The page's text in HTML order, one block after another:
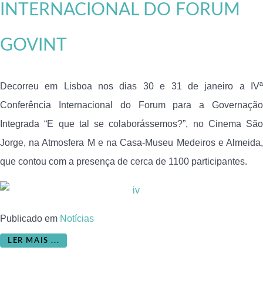
INTERNACIONAL DO FORUM
GOVINT
Decorreu em Lisboa nos dias 30 e 31 de janeiro a IVª
Conferência Internacional do Forum para a Governação
Integrada “E que tal se colaborássemos?”, no Cinema São
Jorge, na Atmosfera M e na Casa-Museu Medeiros e Almeida,
que contou com a presença de cerca de 1100 participantes.
Publicado em Notícias
LER MAIS ...